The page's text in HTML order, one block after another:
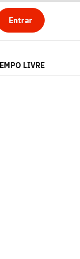
Entrar
LIVRE